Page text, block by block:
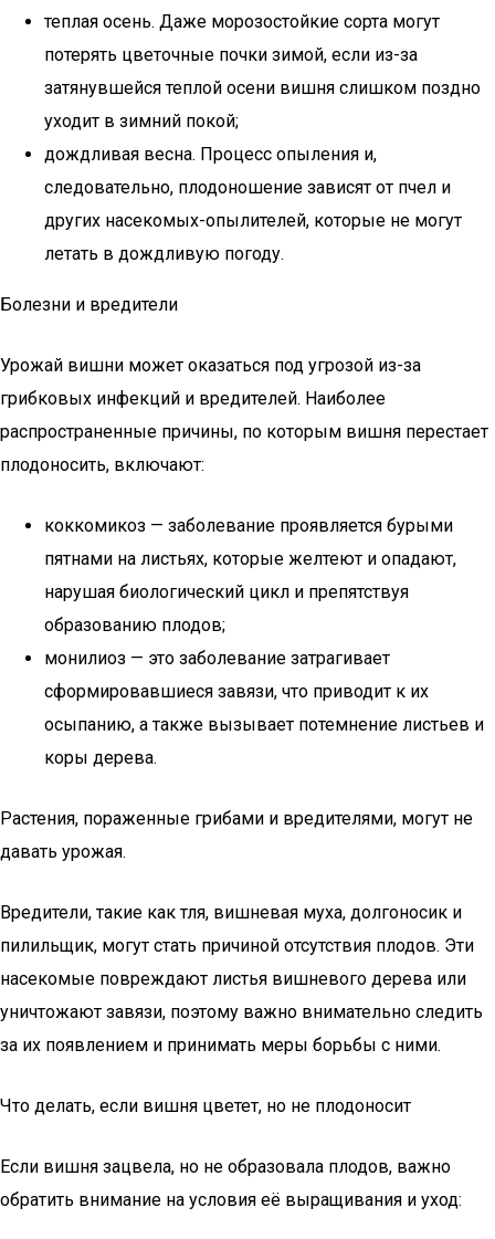
теплая осень. Даже морозостойкие сорта могут
потерять цветочные почки зимой, если из-за
затянувшейся теплой осени вишня слишком поздно
уходит в зимний покой;
дождливая весна. Процесс опыления и,
следовательно, плодоношение зависят от пчел и
других насекомых-опылителей, которые не могут
летать в дождливую погоду.
Болезни и вредители
Урожай вишни может оказаться под угрозой из-за
грибковых инфекций и вредителей. Наиболее
распространенные причины, по которым вишня перестает
плодоносить, включают:
коккомикоз — заболевание проявляется бурыми
пятнами на листьях, которые желтеют и опадают,
нарушая биологический цикл и препятствуя
образованию плодов;
монилиоз — это заболевание затрагивает
сформировавшиеся завязи, что приводит к их
осыпанию, а также вызывает потемнение листьев и
коры дерева.
Растения, пораженные грибами и вредителями, могут не
давать урожая.
Вредители, такие как тля, вишневая муха, долгоносик и
пилильщик, могут стать причиной отсутствия плодов. Эти
насекомые повреждают листья вишневого дерева или
уничтожают завязи, поэтому важно внимательно следить
за их появлением и принимать меры борьбы с ними.
Что делать, если вишня цветет, но не плодоносит
Если вишня зацвела, но не образовала плодов, важно
обратить внимание на условия её выращивания и уход: